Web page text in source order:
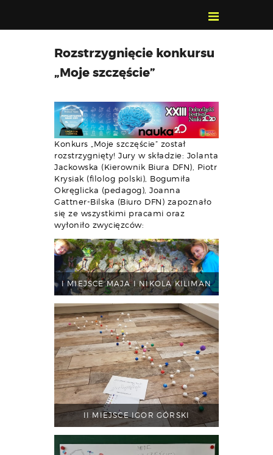
POZNAJ, POLUB,
PAMIĘTAJ!
O FESTIWALU
PROGRAM
KONTAKT
WYSZUKIWARKA
WYDARZEŃ
Rozstrzygnięcie konkursu
„Moje szczęście”
Konkurs „Moje szczęście” został
rozstrzygnięty! Jury w składzie: Jolanta
Jackowska (Kierownik Biura DFN), Piotr
Krysiak (filolog polski), Bogumiła
Okręglicka (pedagog), Joanna
Gattner-Bilska (Biuro DFN) zapoznało
się ze wszystkimi pracami oraz
wyłoniło zwycięzców:
I MIEJSCE MAJA I NIKOLA KILIMAN
II MIEJSCE IGOR GÓRSKI